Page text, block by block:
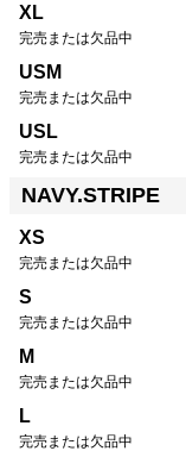
XL
完売または欠品中
USM
完売または欠品中
USL
完売または欠品中
NAVY.STRIPE
XS
完売または欠品中
S
完売または欠品中
M
完売または欠品中
L
完売または欠品中